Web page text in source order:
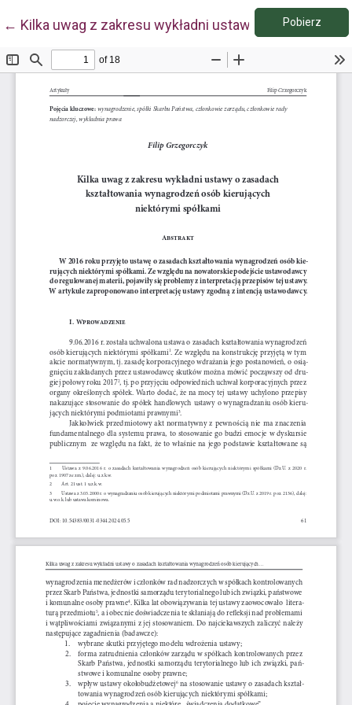
← Wróć do szczegółów artykułu
Kilka uwag z zakresu wykładni ustawy o zasadach
Pobierz